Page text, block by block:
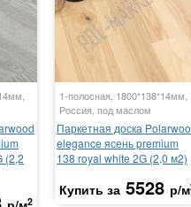
(2,2
2
1-полосная, 1800*138*14мм,
Россия, под маслом
Паркетная доска
elegance ясень premium
138 royal white 2G (2,0 м2)
Купить за 5528 р/м